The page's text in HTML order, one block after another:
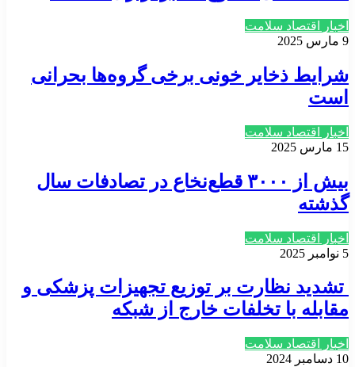
اخبار اقتصاد سلامت
9 مارس 2025
شرایط ذخایر خونی برخی گروه‌ها بحرانی
است
اخبار اقتصاد سلامت
15 مارس 2025
بیش از ۳۰۰۰ قطع‌نخاع در تصادفات سال
گذشته
اخبار اقتصاد سلامت
5 نوامبر 2025
تشدید نظارت بر توزیع تجهیزات پزشکی و
مقابله با تخلفات خارج از شبکه
اخبار اقتصاد سلامت
10 دسامبر 2024